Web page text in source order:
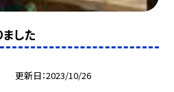
した
更新日 2023/10/26